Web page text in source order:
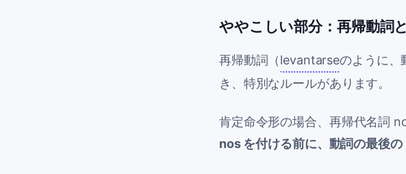
ややこしい部分：再帰動詞
再帰動詞（levantarseのように、
き、特別なルールがあります。
肯定命令形の場合、再帰代名詞
nosを付ける前に、動詞の最後の